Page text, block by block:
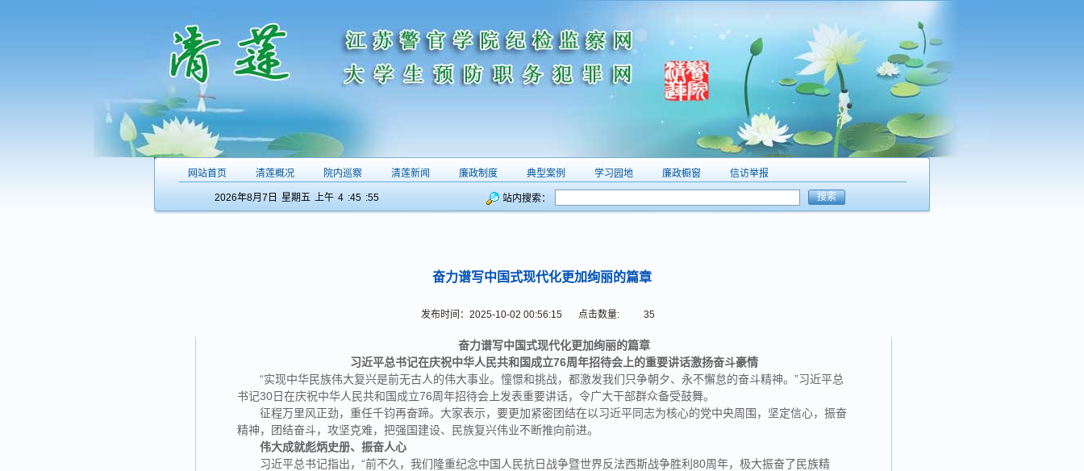
网站首页 清莲概况 院内巡察 清莲新闻 廉政制度 典型案例 学习园地 廉政橱窗 信访举报
站内搜索： 搜索
2026年8月7日 星期五 上午 4 :45 :56
奋力谱写中国式现代化更加绚丽的篇章
发布时间：2025-10-02 00:56:15 点击数量: 35
奋力谱写中国式现代化更加绚丽的篇章
习近平总书记在庆祝中华人民共和国成立76周年招待会上的重要讲话激扬奋斗豪情
“实现中华民族伟大复兴是前无古人的伟大事业。憧憬和挑战，都激发我们只争朝夕、永不懈怠的奋斗精神。”习近平总
书记30日在庆祝中华人民共和国成立76周年招待会上发表重要讲话，令广大干部群众备受鼓舞。
征程万里风正劲，重任千钧再奋蹄。大家表示，要更加紧密团结在以习近平同志为核心的党中央周围，坚定信心，振奋
精神，团结奋斗，攻坚克难，把强国建设、民族复兴伟业不断推向前进。
伟大成就彪炳史册、振奋人心
习近平总书记指出，“前不久，我们隆重纪念中国人民抗日战争暨世界反法西斯战争胜利80周年，极大振奋了民族精